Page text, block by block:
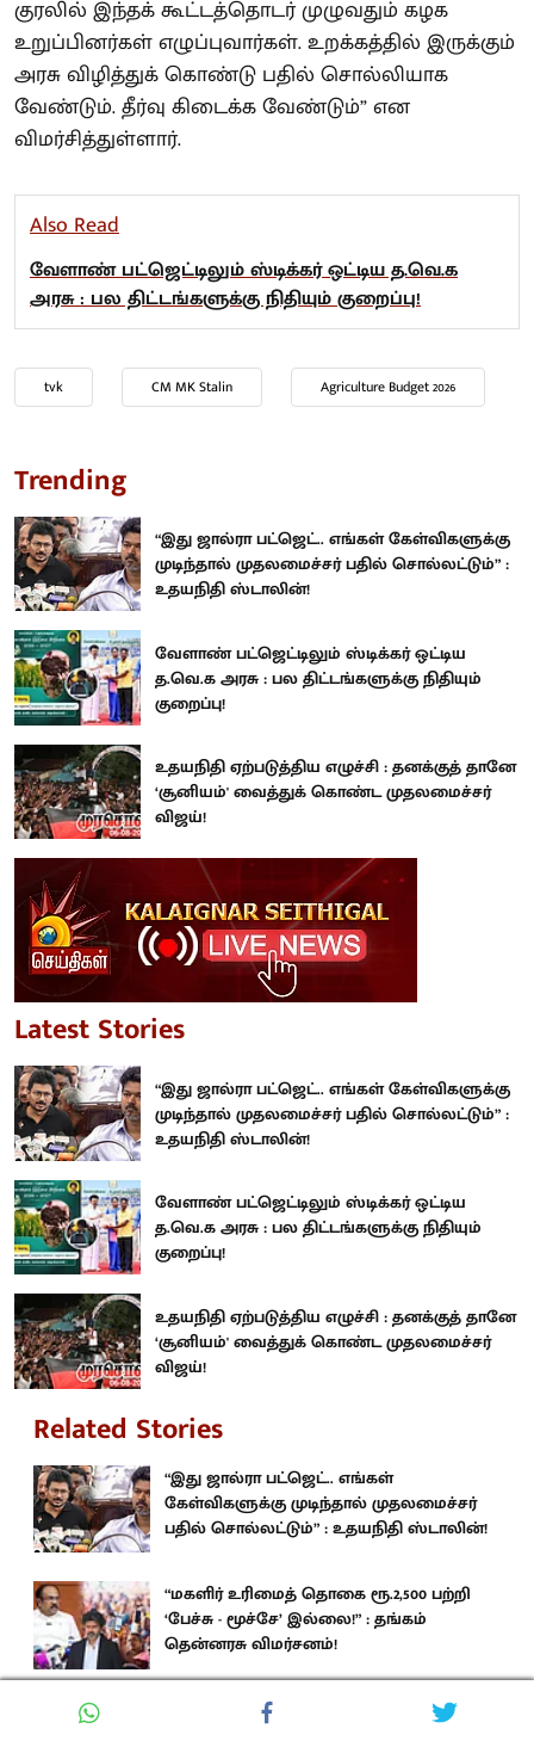
குரலில் இந்தக் கூட்டத்தொடர் முழுவதும் கழக
உறுப்பினர்கள் எழுப்புவார்கள். உறக்கத்தில் இருக்கும்
அரசு விழித்துக் கொண்டு பதில் சொல்லியாக
வேண்டும். தீர்வு கிடைக்க வேண்டும்” என
விமர்சித்துள்ளார்.
Also Read
வேளாண் பட்ஜெட்டிலும் ஸ்டிக்கர் ஒட்டிய த.வெ.க
அரசு : பல திட்டங்களுக்கு நிதியும் குறைப்பு!
tvk CM MK Stalin Agriculture Budget 2026
Trending
“இது ஜால்ரா பட்ஜெட்.. எங்கள் கேள்விகளுக்கு
முடிந்தால் முதலமைச்சர் பதில் சொல்லட்டும்” :
உதயநிதி ஸ்டாலின்!
வேளாண் பட்ஜெட்டிலும் ஸ்டிக்கர் ஒட்டிய
த.வெ.க அரசு : பல திட்டங்களுக்கு நிதியும்
குறைப்பு!
உதயநிதி ஏற்படுத்திய எழுச்சி : தனக்குத் தானே
‘சூனியம்' வைத்துக் கொண்ட முதலமைச்சர்
விஜய்!
Latest Stories
“இது ஜால்ரா பட்ஜெட்.. எங்கள் கேள்விகளுக்கு
முடிந்தால் முதலமைச்சர் பதில் சொல்லட்டும்” :
உதயநிதி ஸ்டாலின்!
வேளாண் பட்ஜெட்டிலும் ஸ்டிக்கர் ஒட்டிய
த.வெ.க அரசு : பல திட்டங்களுக்கு நிதியும்
குறைப்பு!
உதயநிதி ஏற்படுத்திய எழுச்சி : தனக்குத் தானே
‘சூனியம்' வைத்துக் கொண்ட முதலமைச்சர்
விஜய்!
Related Stories
“இது ஜால்ரா பட்ஜெட்.. எங்கள்
கேள்விகளுக்கு முடிந்தால் முதலமைச்சர்
பதில் சொல்லட்டும்” : உதயநிதி ஸ்டாலின்!
“மகளிர் உரிமைத் தொகை ரூ.2,500 பற்றி
‘பேச்சு - மூச்சே’ இல்லை!” : தங்கம்
தென்னரசு விமர்சனம்!
“Blast இல்லை Waste .. முக்கிய